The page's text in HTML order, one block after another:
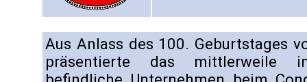
Aus Anlass des 100. Geburtstages
präsentierte das mittlerweile